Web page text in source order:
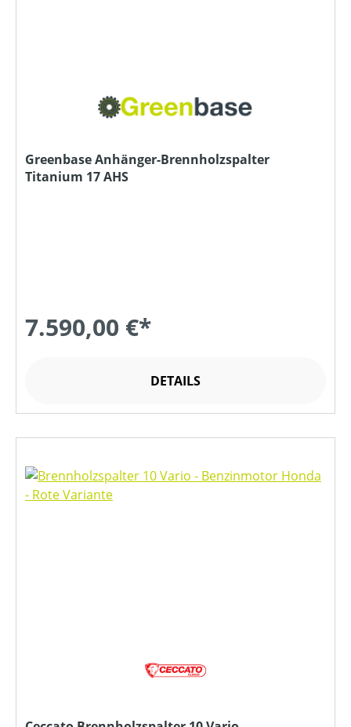
Greenbase Anhänger-Brennholzspalter
Titanium 17 AHS
7.590,00 €*
DETAILS